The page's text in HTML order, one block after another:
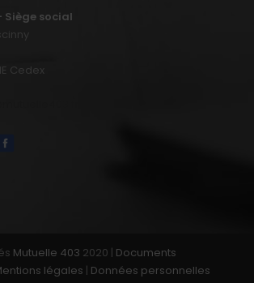
Siège social
Cedex
Mutuelle 403 2020 | Documents
légales | Données personnelles